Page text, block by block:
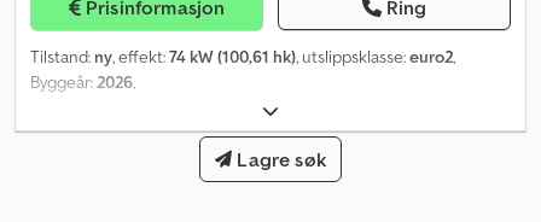
Prisinformasjon Ring
Tilstand: ny, effekt:74 kW (100,61 hk), utslippsklasse:euro2,
Byggeår:2026,
Lagre søk